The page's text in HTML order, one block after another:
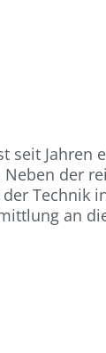
seit Jahren
der
Technik
an